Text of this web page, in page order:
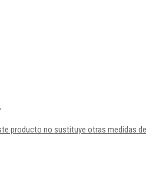
producto no sustituye otras medidas